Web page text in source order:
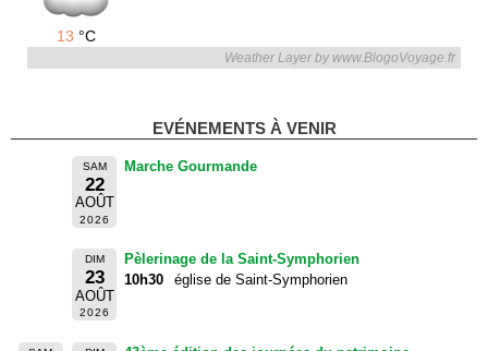
13 °C
Weather Layer by www.BlogoVoyage.fr
EVÉNEMENTS À VENIR
SAM
22
AOÛT
2026
Marche Gourmande
DIM
23
AOÛT
2026
Pèlerinage de la Saint-Symphorien
10h30
église de Saint-Symphorien